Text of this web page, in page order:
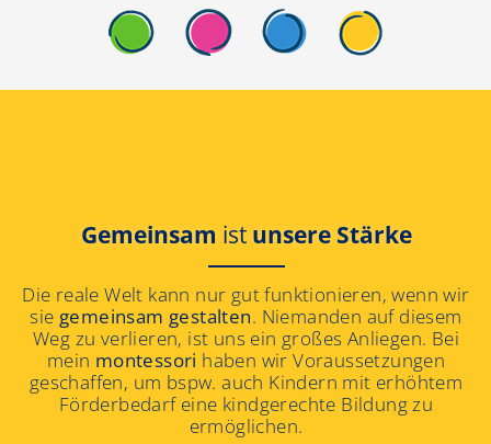
Gemeinsam ist unsere Stärke
Die reale Welt kann nur gut funktionieren, wenn wir
sie gemeinsam gestalten. Niemanden auf diesem
Weg zu verlieren, ist uns ein großes Anliegen. Bei
mein montessori haben wir Voraussetzungen
geschaffen, um bspw. auch Kindern mit erhöhtem
Förderbedarf eine kindgerechte Bildung zu
ermöglichen.